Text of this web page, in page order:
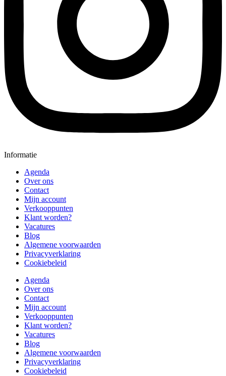
Informatie
Agenda
Over ons
Contact
Mijn account
Verkooppunten
Klant worden?
Vacatures
Blog
Algemene voorwaarden
Privacyverklaring
Cookiebeleid
Agenda
Over ons
Contact
Mijn account
Verkooppunten
Klant worden?
Vacatures
Blog
Algemene voorwaarden
Privacyverklaring
Cookiebeleid